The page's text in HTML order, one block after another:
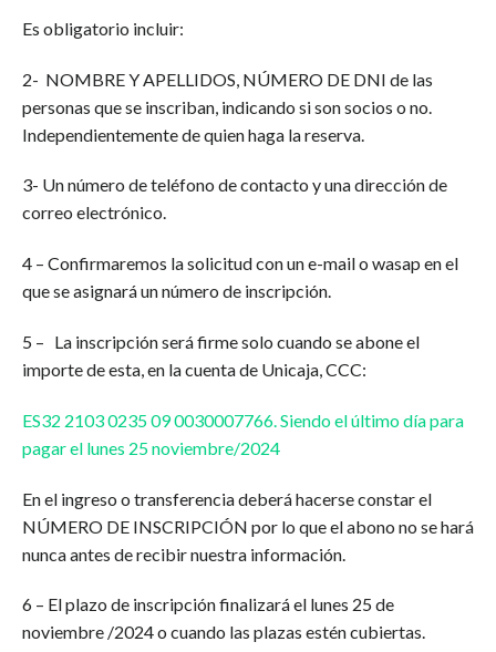
Es obligatorio incluir:
2- NOMBRE Y APELLIDOS, NÚMERO DE DNI de las
personas que se inscriban, indicando si son socios o no.
Independientemente de quien haga la reserva.
3- Un número de teléfono de contacto y una dirección de
correo electrónico.
4 – Confirmaremos la solicitud con un e-mail o wasap en el
que se asignará un número de inscripción.
5 – La inscripción será firme solo cuando se abone el
importe de esta, en la cuenta de Unicaja, CCC:
ES32 2103 0235 09 0030007766. Siendo el último día para
pagar el lunes 25 noviembre/2024
En el ingreso o transferencia deberá hacerse constar el
NÚMERO DE INSCRIPCIÓN por lo que el abono no se hará
nunca antes de recibir nuestra información.
6 – El plazo de inscripción finalizará el lunes 25 de
noviembre /2024 o cuando las plazas estén cubiertas.